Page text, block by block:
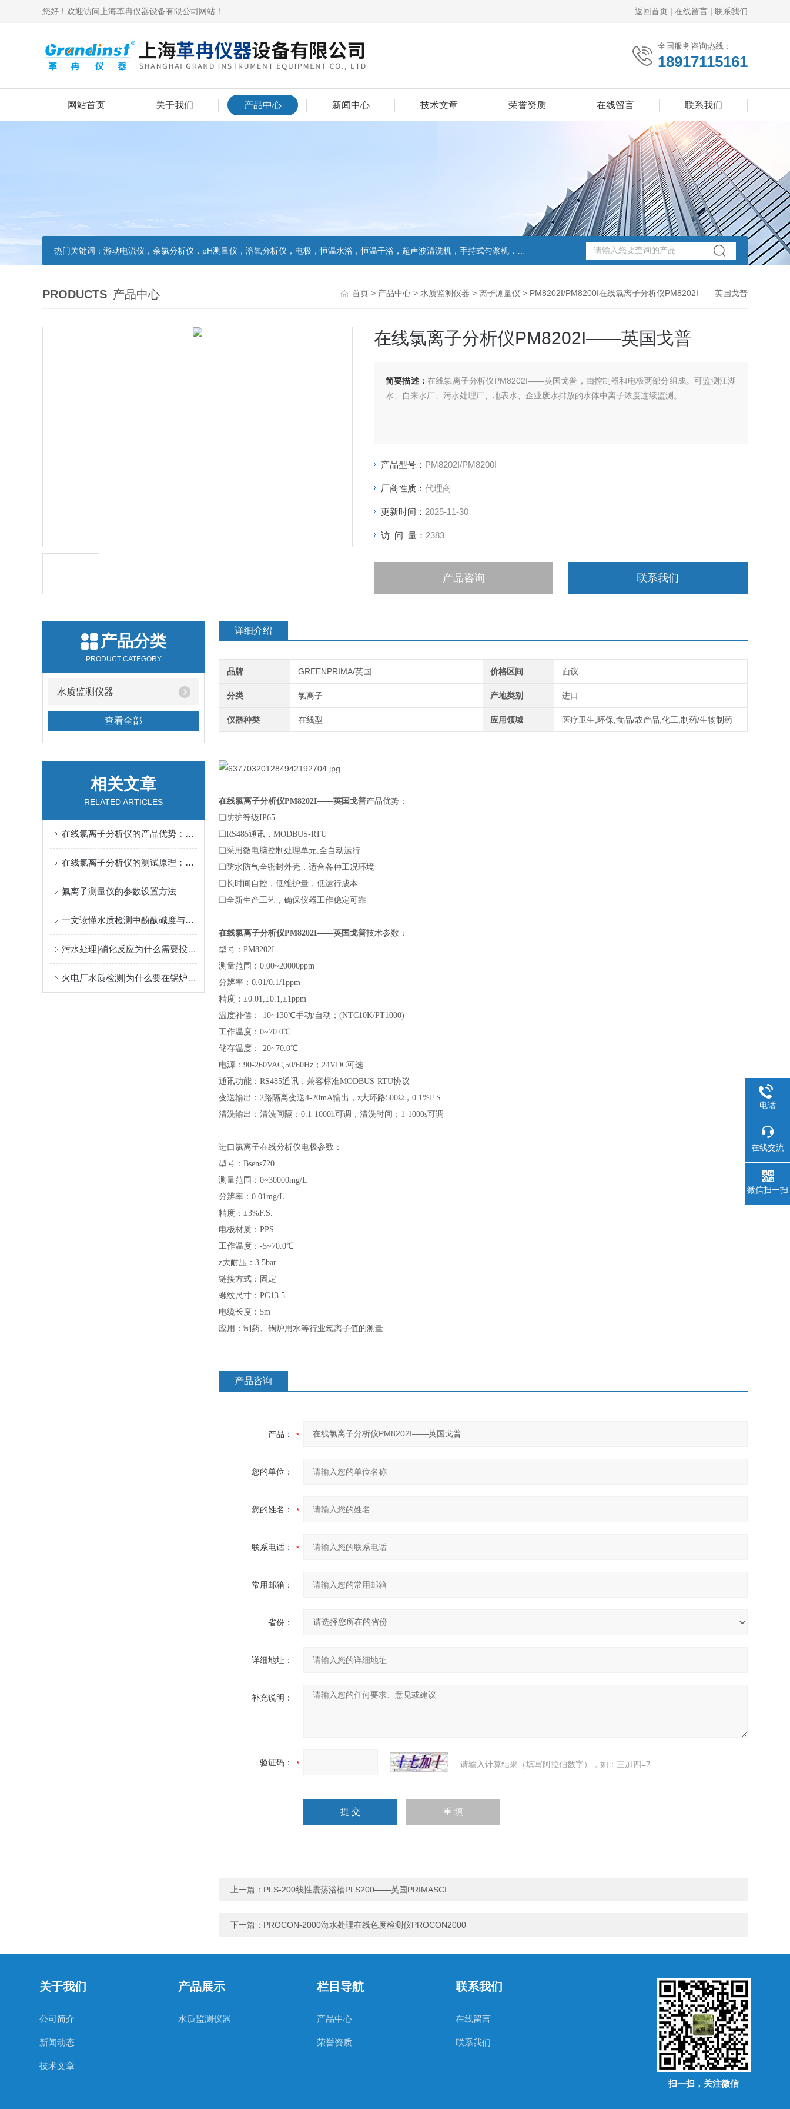
您好！欢迎访问上海革冉仪器设备有限公司网站！ 返回首页 | 在线留言 | 联系我们
全国服务咨询热线：
18917115161
网站首页 关于我们 产品中心 新闻中心 技术文章 荣誉资质 在线留言 联系我们
热门关键词： 游动电流仪，余氯分析仪，pH测量仪，溶氧分析仪，电极，恒温水浴，恒温干浴，超声波清洗机，手持式匀浆机，匀浆分散机,
PRODUCTS 产品中心 首页 > 产品中心 > 水质监测仪器 > 离子测量仪 > PM8202I/PM8200I在线氯离子分析仪PM8202I——英国戈普
在线氯离子分析仪PM8202I——英国戈普
简要描述： 在线氯离子分析仪PM8202I——英国戈普，由控制器和电极两部分组成。可监测江湖
水、自来水厂、污水处理厂、地表水、企业废水排放的水体中离子浓度连续监测。
产品型号： PM8202I/PM8200I
厂商性质： 代理商
更新时间： 2025-11-30
访 问 量： 2383
产品咨询 联系我们
产品分类
PRODUCT CATEGORY
水质监测仪器
查看全部
相关文章
RELATED ARTICLES
在线氯离子分析仪的产品优势：水质监测的智能选择
在线氯离子分析仪的测试原理：精确监测水质的科学基础
氟离子测量仪的参数设置方法
一文读懂水质检测中酚酞碱度与总碱度的定义、区别及检测方法
污水处理|硝化反应为什么需要投加碱度？怎么计算与监测？
火电厂水质检测|为什么要在锅炉水中添加磷酸盐？
详细介绍
品牌 GREENPRIMA/英国 价格区间 面议
分类 氯离子 产地类别 进口
仪器种类 在线型 应用领域 医疗卫生,环保,食品/农产品,化工,制药/生物制药
在线氯离子分析仪PM8202I——英国戈普产品优势：
❏防护等级IP65
❏RS485通讯，MODBUS-RTU
❏采用微电脑控制处理单元,全自动运行
❏防水防气全密封外壳，适合各种工况环境
❏长时间自控，低维护量，低运行成本
❏全新生产工艺，确保仪器工作稳定可靠
在线氯离子分析仪PM8202I——英国戈普技术参数：
型号：PM8202I
测量范围：0.00~20000ppm
分辨率：0.01/0.1/1ppm
精度：±0.01,±0.1,±1ppm
温度补偿：-10~130℃手动/自动；(NTC10K/PT1000)
工作温度：0~70.0℃
储存温度：-20~70.0℃
电源：90-260VAC,50/60Hz；24VDC可选
通讯功能：RS485通讯，兼容标准MODBUS-RTU协议
变送输出：2路隔离变送4-20mA输出，z大环路500Ω，0.1%F.S
清洗输出：清洗间隔：0.1-1000h可调，清洗时间：1-1000s可调
进口氯离子在线分析仪电极参数：
型号：Bsens720
测量范围：0~30000mg/L
分辨率：0.01mg/L
精度：±3%F.S.
电极材质：PPS
工作温度：-5~70.0℃
z大耐压：3.5bar
链接方式：固定
螺纹尺寸：PG13.5
电缆长度：5m
应用：制药、锅炉用水等行业氯离子值的测量
产品咨询
产品：
您的单位：
您的姓名：
联系电话：
常用邮箱：
省份：
详细地址：
补充说明：
验证码： 请输入计算结果（填写阿拉伯数字），如：三加四=7
上一篇： PLS-200线性震荡浴槽PLS200——英国PRIMASCI
下一篇： PROCON-2000海水处理在线色度检测仪PROCON2000
关于我们
公司简介
新闻动态
技术文章
产品展示
水质监测仪器
栏目导航
产品中心
荣誉资质
联系我们
在线留言
联系我们
扫一扫，关注微信
电话
在线交流
微信扫一扫